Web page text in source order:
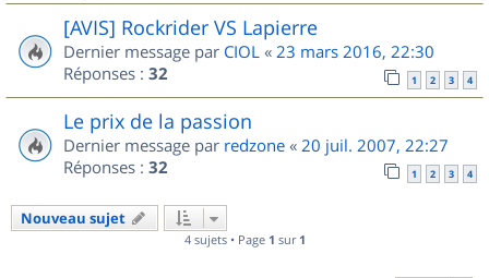
[AVIS] Rockrider VS Lapierre
Dernier message par CIOL « 23 mars 2016, 22:30
Réponses : 32 1 2 3 4
Le prix de la passion
Dernier message par redzone « 20 juil. 2007, 22:27
Réponses : 32 1 2 3 4
Nouveau sujet
4 sujets • Page 1 sur 1